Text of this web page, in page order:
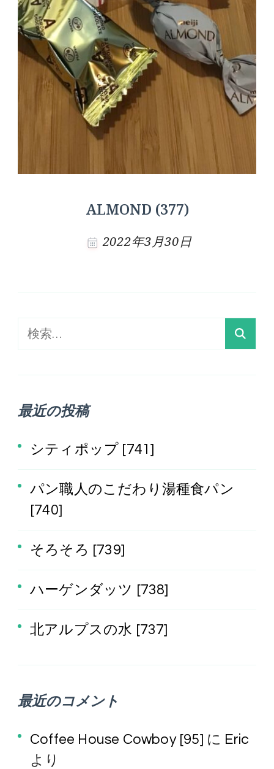
ALMOND (377)
2022年3月30日
検
最近の投稿
シティポップ [741]
パン職人のこだわり湯種食パン
[740]
そろそろ [739]
ハーゲンダッツ [738]
北アルプスの水 [737]
最近のコメント
Coffee House Cowboy [95] に Eric
より